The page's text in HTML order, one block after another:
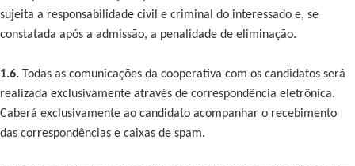
sujeita a responsabilidade civil e criminal do interessado e, se
constatada após a admissão, a penalidade de eliminação.
1.6. Todas as comunicações da cooperativa com os candidatos será
realizada exclusivamente através de correspondência eletrônica.
Caberá exclusivamente ao candidato acompanhar o recebimento
das correspondências e caixas de spam.